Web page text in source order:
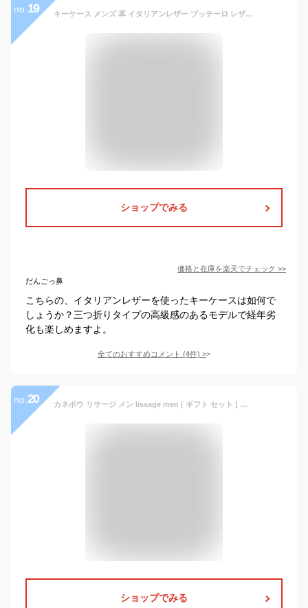
no. 19 キーケース メンズ 革 イタリアンレザー ブッテーロ レザー 本革 4連 カード スマートキー 三つ折り カード入れ付き 日本製 ブランド ブッテーロレザー 父の日 人気 おしゃれ 大人 シンプル 男性 紳士用 プレゼント 車 黒 茶 緑 グリーン ネイビー
ショップでみる
価格と在庫を楽天でチェック >>
だんごっ鼻
こちらの、イタリアンレザーを使ったキーケースは如何で
しょうか？三つ折りタイプの高級感のあるモデルで経年劣
化も楽しめますよ。
全てのおすすめコメント (4件) >
no. 20 カネボウ リサージ メン lissage men [ ギフト セット ] スキンメインテナイザー 1 本体 ( 130mL ) & フォーミングソープ ( 150mL ) / メンズ ギフト プレゼント 父の日 バレンタイン メンズコスメ メンズ コスメ スキンケア おすすめ メンズギフト 送料無料
ショップでみる